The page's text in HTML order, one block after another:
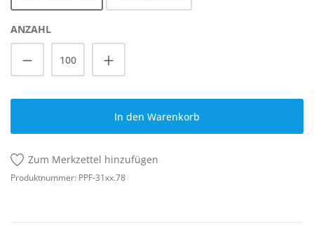
ANZAHL
Produkt Anzahl: Gib den gewünschten
In den Warenkorb
Zum Merkzettel hinzufügen
Produktnummer: PPF-31xx.78